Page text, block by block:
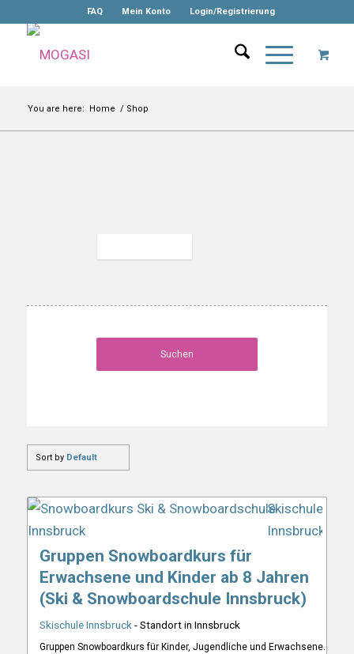
FAQ Mein Konto Login/Registrierung
You are here: Home / Shop
Sort by Default
Gruppen Snowboardkurs für
Erwachsene und Kinder ab 8 Jahren
(Ski & Snowboardschule Innsbruck)
Skischule Innsbruck - Standort in Innsbruck
Gruppen Snowboardkurs für Kinder, Jugendliche und Erwachsene.
Suchen